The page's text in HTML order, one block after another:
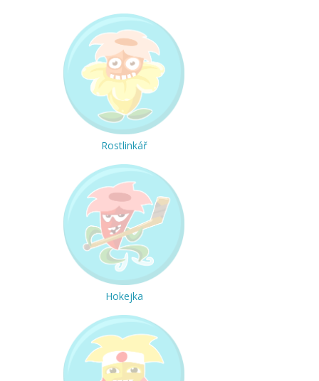
Rostlinkář
Hokejka